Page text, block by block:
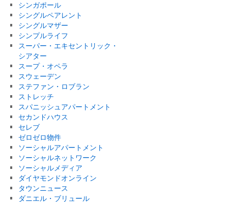
シンガポール
シングルペアレント
シングルマザー
シンプルライフ
スーパー・エキセントリック・
シアター
スープ・オペラ
スウェーデン
ステファン・ロブラン
ストレッチ
スパニッシュアパートメント
セカンドハウス
セレブ
ゼロゼロ物件
ソーシャルアパートメント
ソーシャルネットワーク
ソーシャルメディア
ダイヤモンドオンライン
タウンニュース
ダニエル・ブリュール